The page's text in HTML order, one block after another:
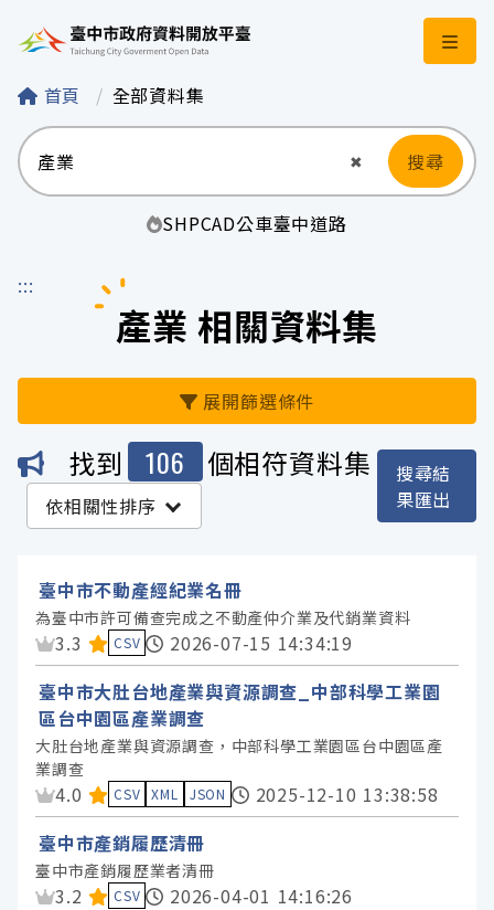
臺中市政府資料開
首頁 全部資料集
✖ 清空輸入
搜尋
SHPCAD公車臺中道路
:::
產業 相關資料集
展開篩選條件
機關
臺中市政府都市發展局 (14)
臺中市政府經濟發展局 (9)
臺中市政府衛生局 (6)
臺中市政府勞工局 (4)
臺中市政府地政局 (4)
臺中市政府環境保護局 (3)
臺中市政府政風處 (1)
臺中市政府數位發展局 (1)
臺中市政府觀光旅遊局 (1)
找到 106 個相符資料集
依相關性排序
搜尋結
果匯出
臺中市不動產經紀業名冊
為臺中市許可備查完成之不動產仲介業及代銷業資料
資料集評分：
3.3 CSV
2026-07-15 14:34:19
臺中市大肚台地產業與資源調查_中部科學工業園
區台中園區產業調查
大肚台地產業與資源調查，中部科學工業園區台中園區產
業調查
資料集評分：
4.0 CSV XML JSON
2025-12-10 13:38:58
臺中市產銷履歷清冊
臺中市產銷履歷業者清冊
資料集評分：
3.2 CSV
2026-04-01 14:16:26